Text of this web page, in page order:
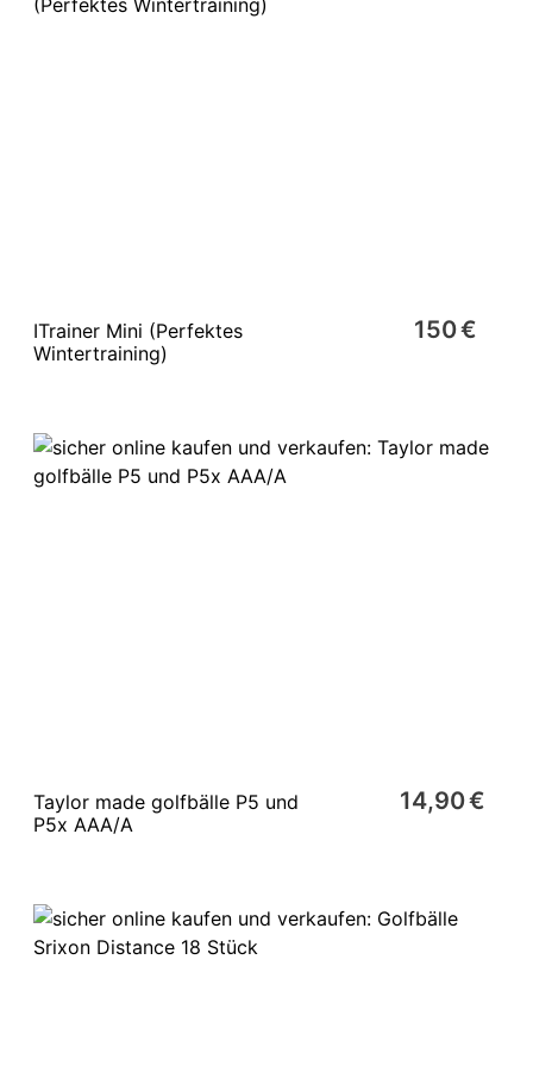
ITrainer Mini (Perfektes
Wintertraining)
150 €
Taylor made golfbälle P5 und
P5x AAA/A
14,90 €